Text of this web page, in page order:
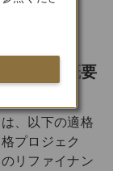
ワーク概要
、以下の適格
プロジェク
リファイナン